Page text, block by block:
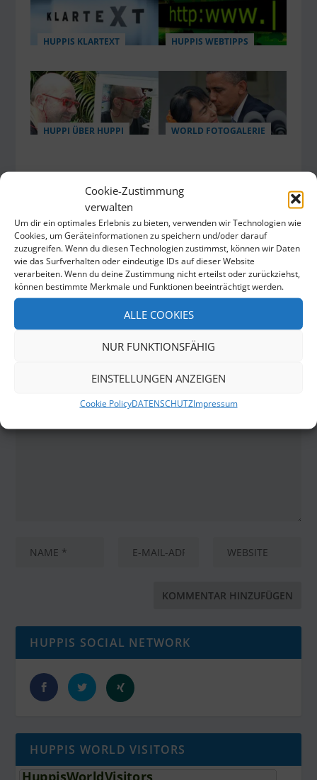
Cookie-Zustimmung
verwalten
Um dir ein optimales Erlebnis zu bieten, verwenden wir Technologien wie
Cookies, um Geräteinformationen zu speichern und/oder darauf
zuzugreifen. Wenn du diesen Technologien zustimmst, können wir Daten
wie das Surfverhalten oder eindeutige IDs auf dieser Website
verarbeiten. Wenn du deine Zustimmung nicht erteilst oder zurückziehst,
können bestimmte Merkmale und Funktionen beeinträchtigt werden.
ALLE COOKIES
NUR FUNKTIONSFÄHIG
EINSTELLUNGEN ANZEIGEN
Cookie PolicyDATENSCHUTZImpressum
HUPPIS KLARTEXT HUPPIS WEBTIPPS
HUPPI ÜBER HUPPI WORLD FOTOGALERIE
RATE:
LEAVE A COMMENT
HUPPIS SOCIAL NETWORK
HUPPIS WORLD VISITORS